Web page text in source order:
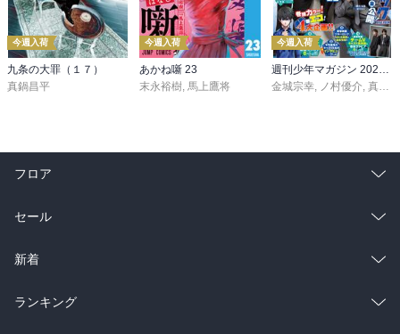
今週入荷
九条の大罪（１７）
真鍋昌平
今週入荷
あかね噺 23
末永裕樹 馬上鷹将
今週入荷
金城宗幸
ノ村優介 真島ヒロ
フロア
総合
ラノベ
雑誌・グラビア
セール
総合
ラノベ
新着
総合
ランキング